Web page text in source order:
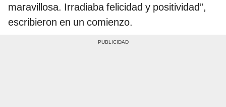
maravillosa. Irradiaba felicidad y positividad”,
escribieron en un comienzo.